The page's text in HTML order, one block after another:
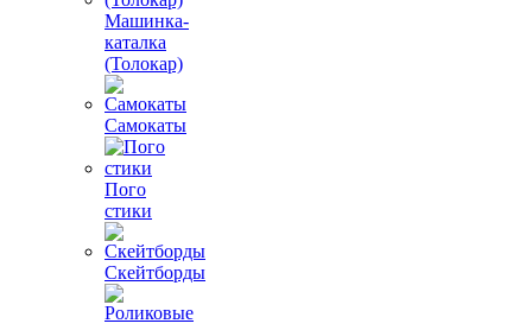
Машинка-
каталка
(Толокар)
Самокаты
Пого
стики
Скейтборды